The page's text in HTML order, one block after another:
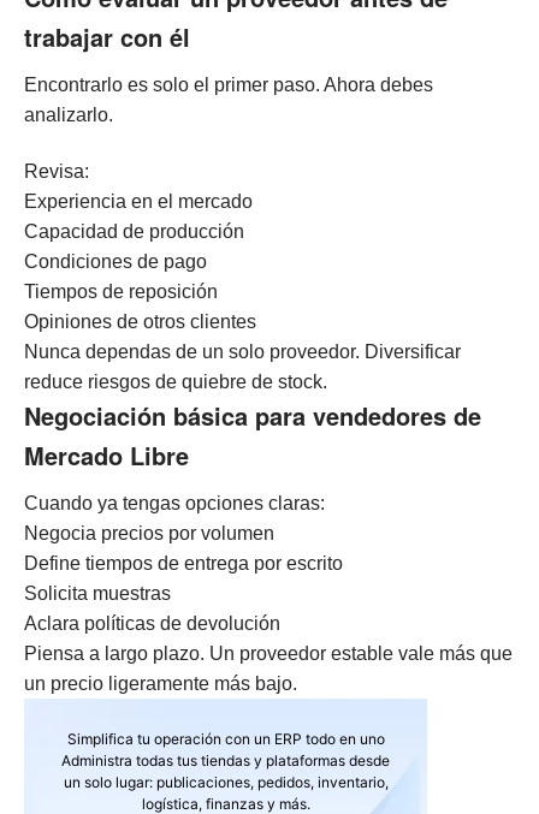
trabajar con él
Encontrarlo es solo el primer paso. Ahora debes
analizarlo.
Revisa:
Experiencia en el mercado
Capacidad de producción
Condiciones de pago
Tiempos de reposición
Opiniones de otros clientes
Nunca dependas de un solo proveedor. Diversificar
reduce riesgos de quiebre de stock.
Negociación básica para vendedores de
Mercado Libre
Cuando ya tengas opciones claras:
Negocia precios por volumen
Define tiempos de entrega por escrito
Solicita muestras
Aclara políticas de devolución
Piensa a largo plazo. Un proveedor estable vale más que
un precio ligeramente más bajo.
Simplifica tu operación con un ERP todo en uno
Administra todas tus tiendas y plataformas desde
un solo lugar: publicaciones, pedidos, inventario,
logística, finanzas y más.